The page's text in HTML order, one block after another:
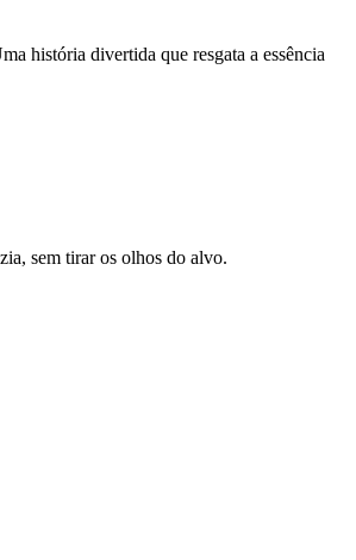
história divertida que resgata a essência
sem tirar os olhos do alvo.